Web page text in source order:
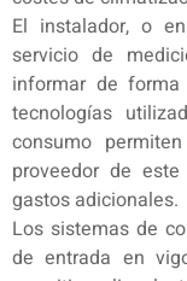
El instalador, o
servicio de
informar de
tecnologías
consumo
proveedor de
gastos adicionales.
Los sistemas de
de entrada en